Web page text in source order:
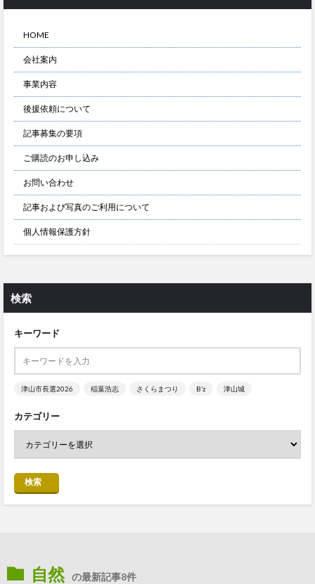
HOME
会社案内
事業内容
後援依頼について
記事募集の要項
ご購読のお申し込み
お問い合わせ
記事および写真のご利用について
個人情報保護方針
検索
キーワード
津山市長選2026 稲葉浩志 さくらまつり B’z 津山城
カテゴリー
検索
自然 の最新記事8件